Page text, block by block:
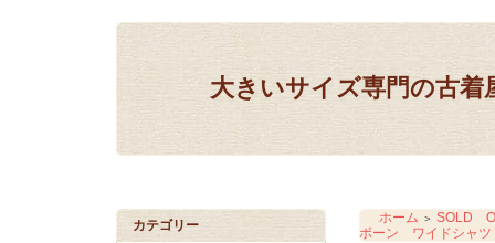
大きいサイズ専門の古
カテゴリー ホーム ＞ SOLD
ボーン ワイドシャ